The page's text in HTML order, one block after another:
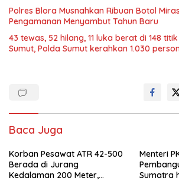
Polres Blora Musnahkan Ribuan Botol
Pengamanan Menyambut Tahun Baru
43 tewas, 52 hilang, 11 luka berat di 148
Sumut, Polda Sumut kerahkan 1.030
Baca Juga
Korban Pesawat ATR 42-500
Berada di Jurang
Kedalaman 200 Meter,
Menteri
Sumatra